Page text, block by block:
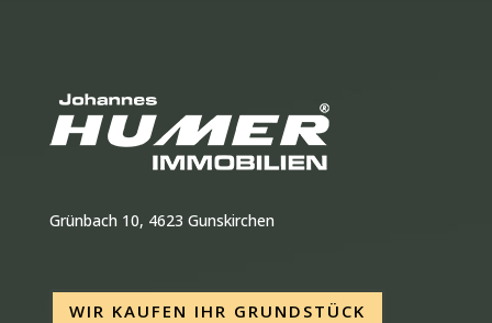
Grünbach 10, 4623 Gunskirchen
WIR KAUFEN IHR GRUNDSTÜCK